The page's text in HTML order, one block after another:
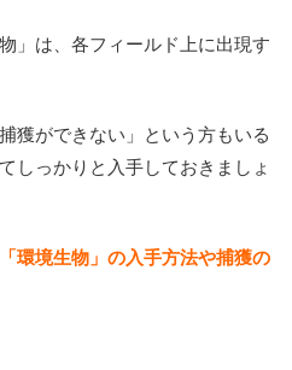
」は、各フィールド上に出現す
獲ができない」という方もいる
しっかりと入手しておきましょ
環境生物」の入手方法や捕獲の